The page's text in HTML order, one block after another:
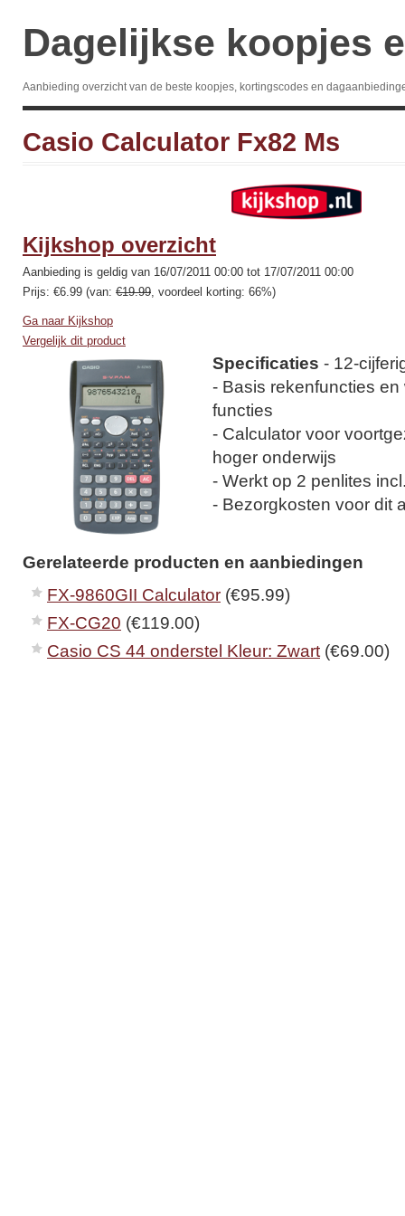
Dagelijkse koopjes
Aanbieding overzicht van de beste koopjes, kortingscodes en
Casio Calculator Fx82 Ms
Kijkshop overzicht
Aanbieding is geldig van 16/07/2011 00:00 tot 17/07/2011 00:00
Prijs: €6.99 (van: €19.99, voordeel korting: 66%)
Ga naar Kijkshop
Vergelijk dit product
Specificaties - 12-
- Basis rekenfuncties
functies
- Calculator voor
hoger onderwijs
- Werkt op 2 penlites
- Bezorgkosten voor dit
Gerelateerde producten en aanbiedingen
FX-9860GII Calculator (€95.99)
FX-CG20 (€119.00)
Casio CS 44 onderstel Kleur: Zwart (€69.00)